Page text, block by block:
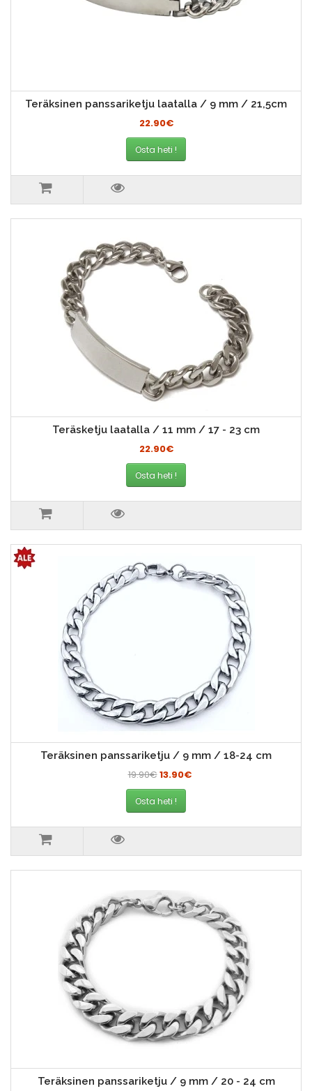
Teräksinen panssariketju laatalla / 9 mm / 21,5cm
22.90€
Osta heti !
Teräsketju laatalla / 11 mm / 17 - 23 cm
22.90€
Osta heti !
Teräksinen panssariketju / 9 mm / 18-24 cm
19.90€13.90€
Osta heti !
Teräksinen panssariketju / 9 mm / 20 - 24 cm